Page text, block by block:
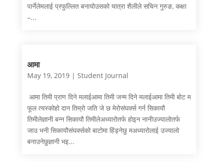
पार्नेलेमलाई प्रफुल्लित बनायोउसको यात्रा शैलीले सचिन गुरुङ, कक्षा
–...
आमा
May 19, 2019| Student Journal
आमा तिमी प्राण दिने मलाईआमा तिमी जन्म दिने मलाईआमा तिमी बोट म
फूल त्यस्कोहो दान तिम्रो जति जे छ मेरोसंघर्क्स गर्न सिकायौ
तिमीलेज्ञानी बन्न सिकायौ तिमीलेअध्यारोतर्फ होइन नानीउज्यालोतर्फ
जाउ भनी सिकायौसंघर्क्सको बाटोमा हिंड्नेछु मअध्यारोलाई उज्यालो
बनाउनेछुज्ञानी भइ...